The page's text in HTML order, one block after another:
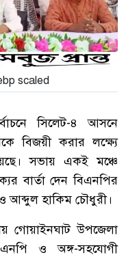
scaled
সিলেট-৪ আসনে
বিজয়ী করার লক্ষ্যে
সভায় একই মঞ্চে
বার্তা দেন বিএনপির
আব্দুল হাকিম চৌধুরী।
গোয়াইনঘাট উপজেলা
ও অঙ্গ-সহযোগী